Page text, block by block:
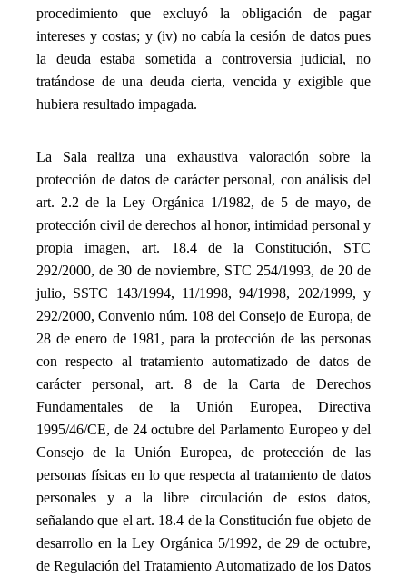
procedimiento que excluyó la obligación de pagar
intereses y costas; y (iv) no cabía la cesión de datos pues
la deuda estaba sometida a controversia judicial, no
tratándose de una deuda cierta, vencida y exigible que
hubiera resultado impagada.
La Sala realiza una exhaustiva valoración sobre la
protección de datos de carácter personal, con análisis del
art. 2.2 de la Ley Orgánica 1/1982, de 5 de mayo, de
protección civil de derechos al honor, intimidad personal y
propia imagen, art. 18.4 de la Constitución, STC
292/2000, de 30 de noviembre, STC 254/1993, de 20 de
julio, SSTC 143/1994, 11/1998, 94/1998, 202/1999, y
292/2000, Convenio núm. 108 del Consejo de Europa, de
28 de enero de 1981, para la protección de las personas
con respecto al tratamiento automatizado de datos de
carácter personal, art. 8 de la Carta de Derechos
Fundamentales de la Unión Europea, Directiva
1995/46/CE, de 24 octubre del Parlamento Europeo y del
Consejo de la Unión Europea, de protección de las
personas físicas en lo que respecta al tratamiento de datos
personales y a la libre circulación de estos datos,
señalando que el art. 18.4 de la Constitución fue objeto de
desarrollo en la Ley Orgánica 5/1992, de 29 de octubre,
de Regulación del Tratamiento Automatizado de los Datos